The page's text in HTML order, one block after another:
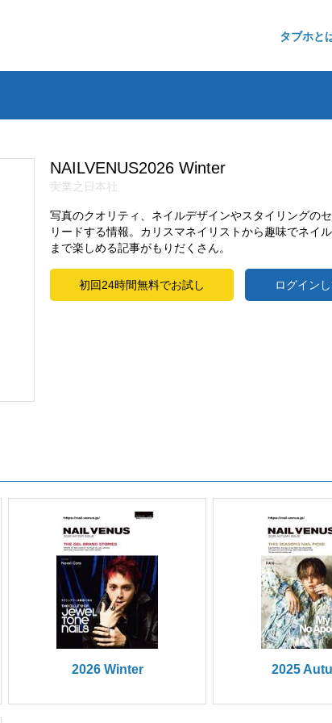
タブホと
NAILVENUS2026 Winter
実業之日本社
写真のクオリティ、ネイルデザインやスタイリングの
リードする情報。カリスマネイリストから趣味でネイ
まで楽しめる記事がもりだくさん。
初回24時間無料でお試し ログイン
2026 Winter 2025